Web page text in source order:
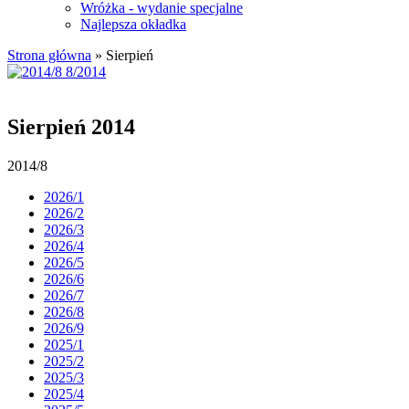
Wróżka - wydanie specjalne
Najlepsza okładka
Strona główna » Sierpień
Sierpień 2014
2014/8
2026/1
2026/2
2026/3
2026/4
2026/5
2026/6
2026/7
2026/8
2026/9
2025/1
2025/2
2025/3
2025/4